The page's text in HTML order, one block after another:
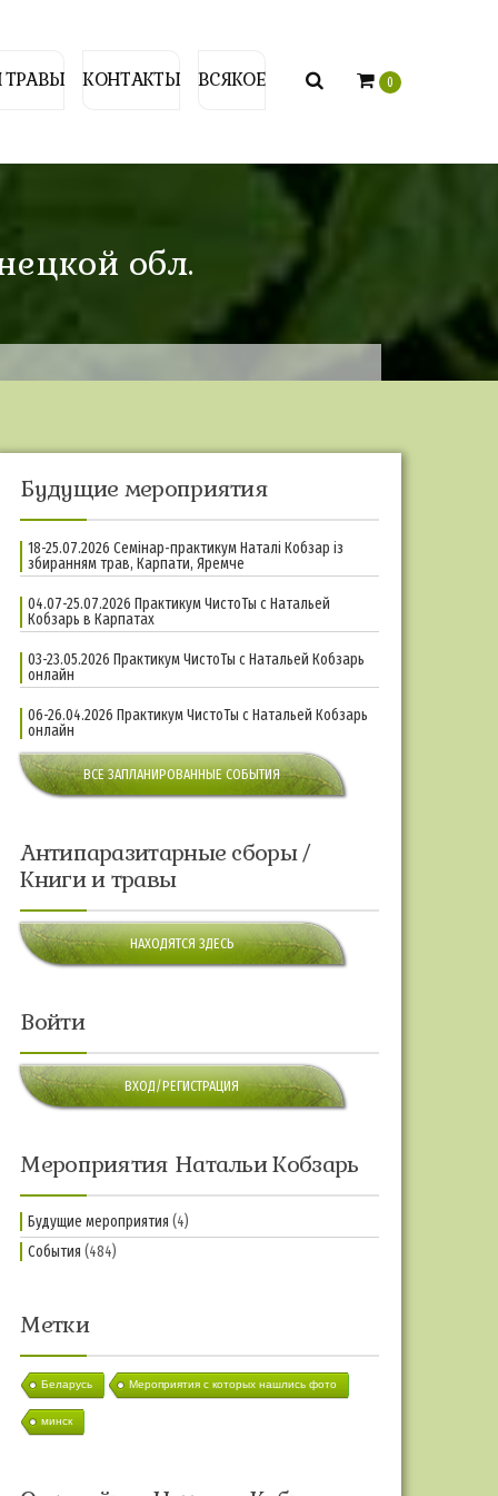
ТРАВЫ КОНТАКТЫ ВСЯКОЕ 0
обл.
Будущие мероприятия
18-25.07.2026 Семінар-практикум Наталі Кобзар із
збиранням трав, Карпати, Яремче
04.07-25.07.2026 Практикум ЧистоТы с Натальей
Кобзарь в Карпатах
03-23.05.2026 Практикум ЧистоТы с Натальей Кобзарь
онлайн
06-26.04.2026 Практикум ЧистоТы с Натальей Кобзарь
онлайн
ВСЕ ЗАПЛАНИРОВАННЫЕ СОБЫТИЯ
Антипаразитарные сборы /
Книги и травы
НАХОДЯТСЯ ЗДЕСЬ
Войти
ВХОД/РЕГИСТРАЦИЯ
Мероприятия Натальи Кобзарь
Будущие мероприятия (4)
События (484)
Метки
Беларусь Мероприятия с которых нашлись фото
минск